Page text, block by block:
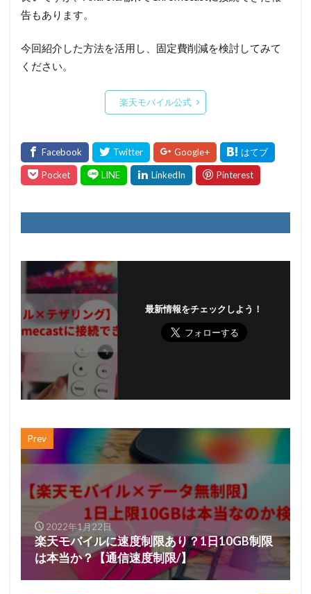
告もあります。
今回紹介した方法を活用し、固定費削減を検討してみて
ください。
楽天モバイル公式
最新情報をチェックしよう！
Prev
2022年1月22日
楽天モバイルに速度制限あり？1日10GB制限
は本当か？【通信速度制限/】